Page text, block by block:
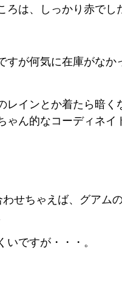
は、しっかり赤でし
すが何気に在庫がなか
レインとか着たら暗く
ん的なコーディネイ
せちゃえば、グアム
ですが・・・。